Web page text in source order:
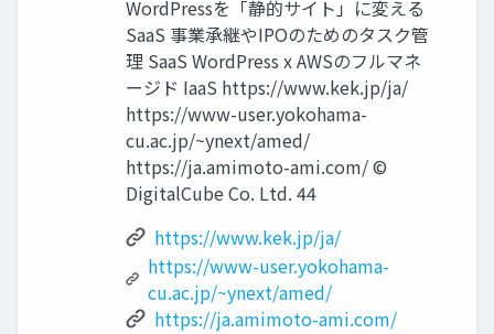
WordPressを「静的サイト」に変える
SaaS 事業承継やIPOのためのタスク管
理 SaaS WordPress x AWSのフルマネ
ージド IaaS https://www.kek.jp/ja/
https://www-user.yokohama-
cu.ac.jp/~ynext/amed/
https://ja.amimoto-ami.com/ ©
DigitalCube Co. Ltd. 44
https://www.kek.jp/ja/
https://www-user.yokohama-
cu.ac.jp/~ynext/amed/
https://ja.amimoto-ami.com/